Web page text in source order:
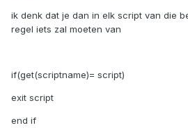
ik denk dat je dan in elk script van die
regel iets zal moeten van
if(get(scriptname)= script)
exit script
end if